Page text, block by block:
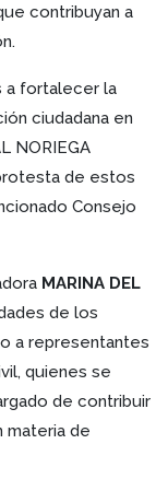
contribuyan a
a fortalecer la
ciudadana en
NORIEGA
de estos
Consejo
MARINA DEL
de los
a representantes
quienes se
de contribuir
materia de